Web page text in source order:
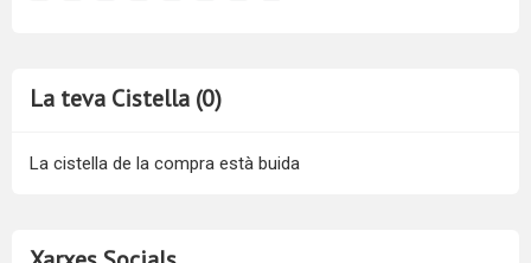
La teva Cistella (0)
La cistella de la compra està buida